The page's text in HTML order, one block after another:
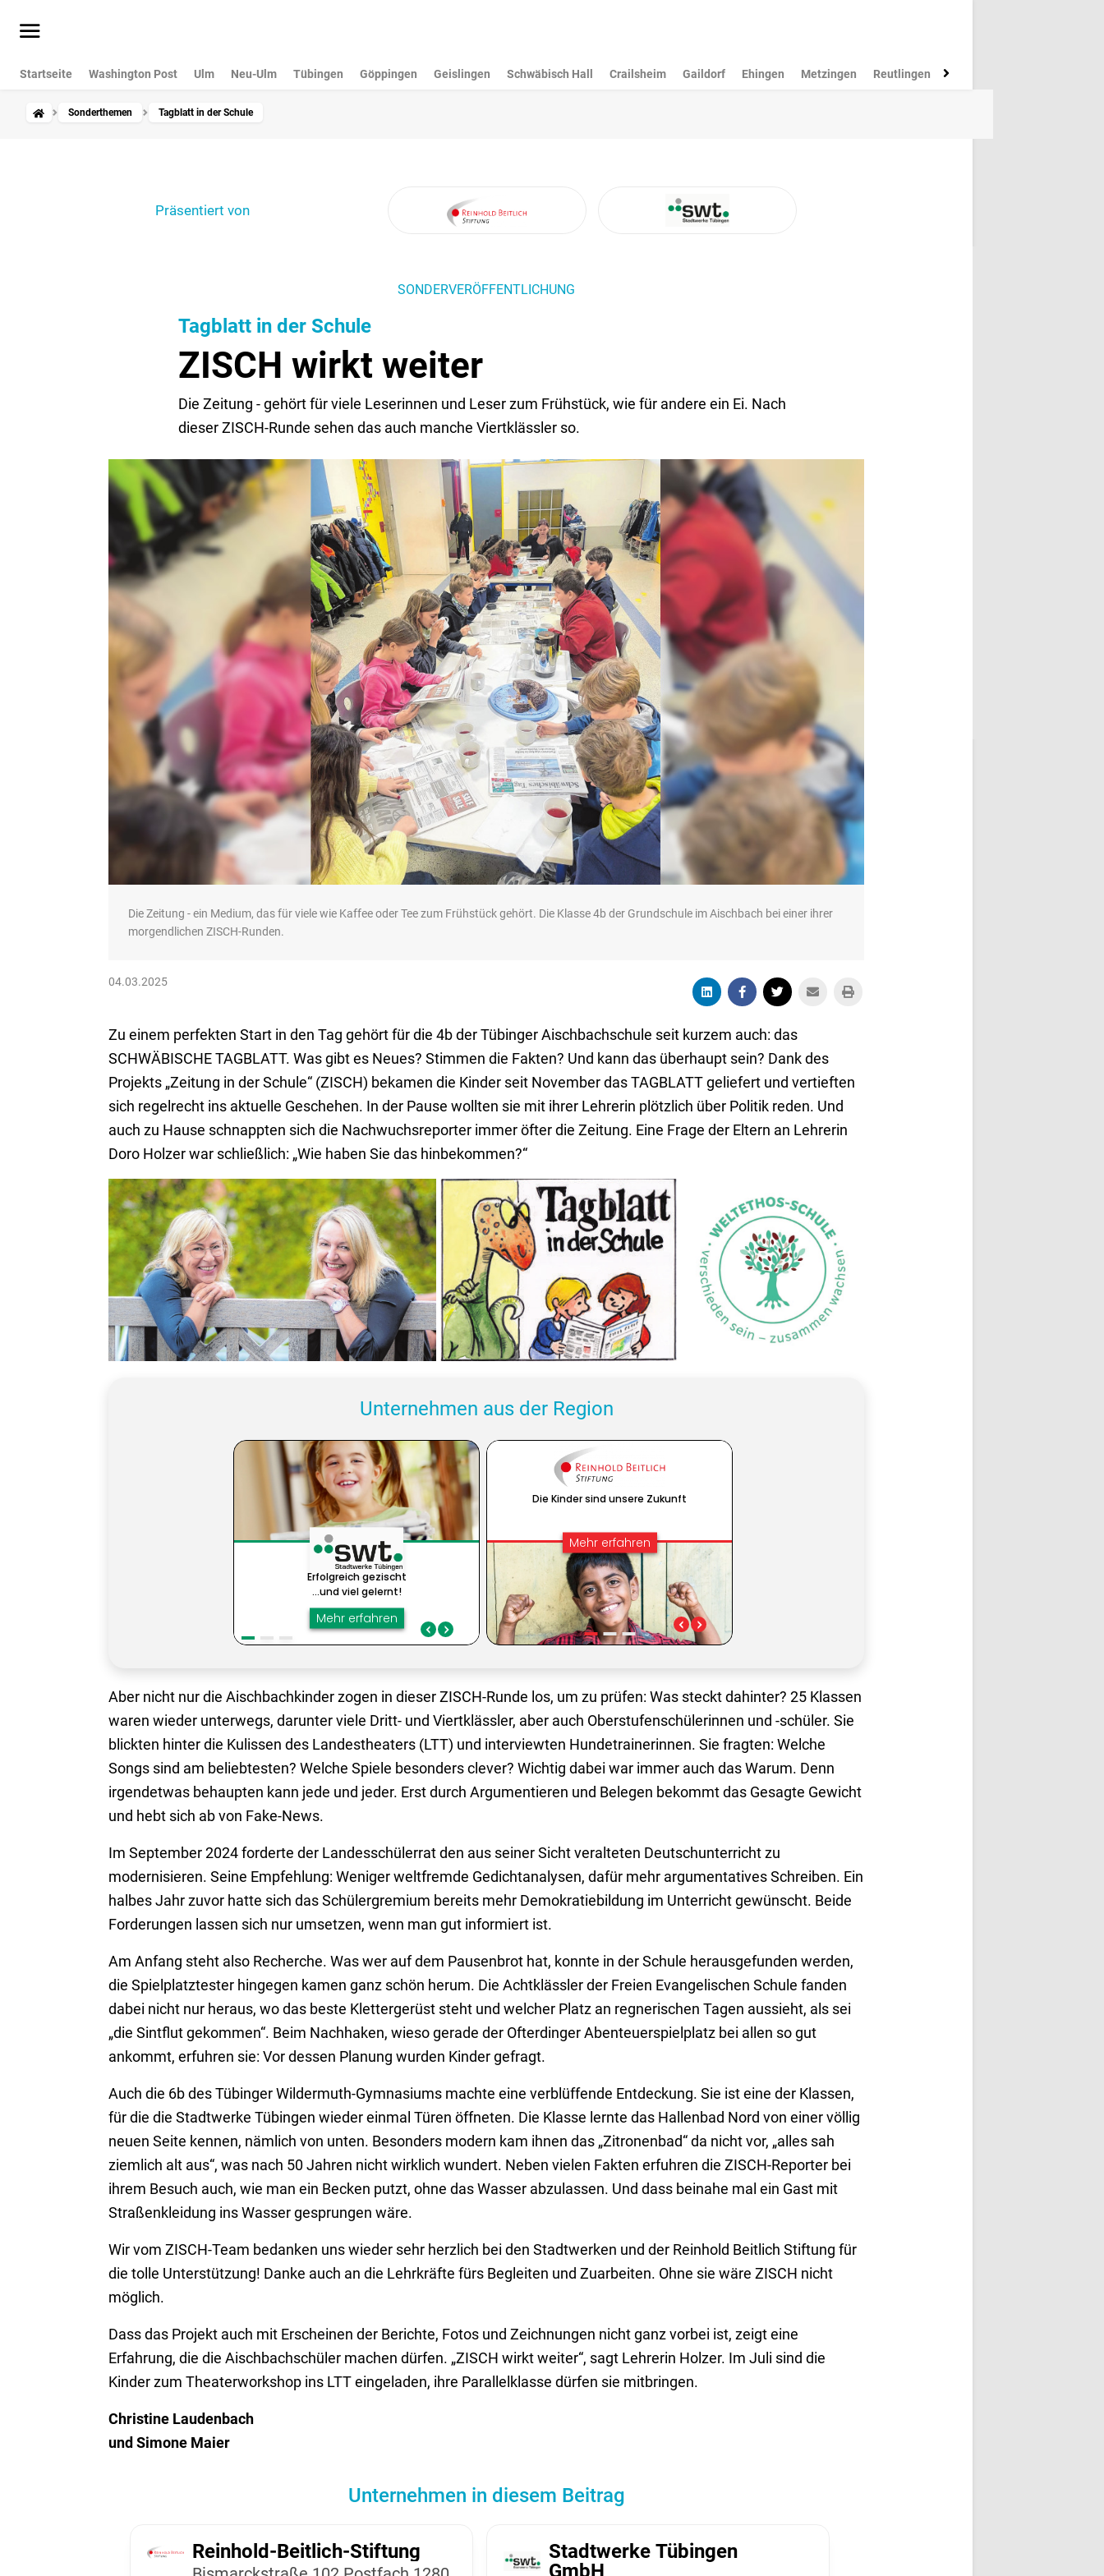
Startseite Washington Post Ulm Neu-Ulm Tübingen Göppingen Geislingen Schwäbisch Hall Crailsheim Gaildorf Ehingen Metzingen Reutlingen Münsingen
Sonderthemen Tagblatt in der Schule
Präsentiert von
SONDERVERÖFFENTLICHUNG
Tagblatt in der Schule
ZISCH wirkt weiter
Die Zeitung - gehört für viele Leserinnen und Leser zum Frühstück, wie für andere ein Ei. Nach
dieser ZISCH-Runde sehen das auch manche Viertklässler so.
Die Zeitung - ein Medium, das für viele wie Kaffee oder Tee zum Frühstück gehört. Die Klasse 4b der Grundschule im Aischbach bei einer ihrer
morgendlichen ZISCH-Runden.
04.03.2025
Zu einem perfekten Start in den Tag gehört für die 4b der Tübinger Aischbachschule seit kurzem auch: das
SCHWÄBISCHE TAGBLATT. Was gibt es Neues? Stimmen die Fakten? Und kann das überhaupt sein? Dank des
Projekts „Zeitung in der Schule“ (ZISCH) bekamen die Kinder seit November das TAGBLATT geliefert und vertieften
sich regelrecht ins aktuelle Geschehen. In der Pause wollten sie mit ihrer Lehrerin plötzlich über Politik reden. Und
auch zu Hause schnappten sich die Nachwuchsreporter immer öfter die Zeitung. Eine Frage der Eltern an Lehrerin
Doro Holzer war schließlich: „Wie haben Sie das hinbekommen?“
Das TAGBLATT-ZISCH-Team Christine Laudenbach und
Simone Maier. Foto: Ulrich Metz
Unternehmen aus der Region
Aber nicht nur die Aischbachkinder zogen in dieser ZISCH-Runde los, um zu prüfen: Was steckt dahinter? 25 Klassen
waren wieder unterwegs, darunter viele Dritt- und Viertklässler, aber auch Oberstufenschülerinnen und -schüler. Sie
blickten hinter die Kulissen des Landestheaters (LTT) und interviewten Hundetrainerinnen. Sie fragten: Welche
Songs sind am beliebtesten? Welche Spiele besonders clever? Wichtig dabei war immer auch das Warum. Denn
irgendetwas behaupten kann jede und jeder. Erst durch Argumentieren und Belegen bekommt das Gesagte Gewicht
und hebt sich ab von Fake-News.
Im September 2024 forderte der Landesschülerrat den aus seiner Sicht veralteten Deutschunterricht zu
modernisieren. Seine Empfehlung: Weniger weltfremde Gedichtanalysen, dafür mehr argumentatives Schreiben. Ein
halbes Jahr zuvor hatte sich das Schülergremium bereits mehr Demokratiebildung im Unterricht gewünscht. Beide
Forderungen lassen sich nur umsetzen, wenn man gut informiert ist.
Am Anfang steht also Recherche. Was wer auf dem Pausenbrot hat, konnte in der Schule herausgefunden werden,
die Spielplatztester hingegen kamen ganz schön herum. Die Achtklässler der Freien Evangelischen Schule fanden
dabei nicht nur heraus, wo das beste Klettergerüst steht und welcher Platz an regnerischen Tagen aussieht, als sei
„die Sintflut gekommen“. Beim Nachhaken, wieso gerade der Ofterdinger Abenteuerspielplatz bei allen so gut
ankommt, erfuhren sie: Vor dessen Planung wurden Kinder gefragt.
Auch die 6b des Tübinger Wildermuth-Gymnasiums machte eine verblüffende Entdeckung. Sie ist eine der Klassen,
für die die Stadtwerke Tübingen wieder einmal Türen öffneten. Die Klasse lernte das Hallenbad Nord von einer völlig
neuen Seite kennen, nämlich von unten. Besonders modern kam ihnen das „Zitronenbad“ da nicht vor, „alles sah
ziemlich alt aus“, was nach 50 Jahren nicht wirklich wundert. Neben vielen Fakten erfuhren die ZISCH-Reporter bei
ihrem Besuch auch, wie man ein Becken putzt, ohne das Wasser abzulassen. Und dass beinahe mal ein Gast mit
Straßenkleidung ins Wasser gesprungen wäre.
Wir vom ZISCH-Team bedanken uns wieder sehr herzlich bei den Stadtwerken und der Reinhold Beitlich Stiftung für
die tolle Unterstützung! Danke auch an die Lehrkräfte fürs Begleiten und Zuarbeiten. Ohne sie wäre ZISCH nicht
möglich.
Dass das Projekt auch mit Erscheinen der Berichte, Fotos und Zeichnungen nicht ganz vorbei ist, zeigt eine
Erfahrung, die die Aischbachschüler machen dürfen. „ZISCH wirkt weiter“, sagt Lehrerin Holzer. Im Juli sind die
Kinder zum Theaterworkshop ins LTT eingeladen, ihre Parallelklasse dürfen sie mitbringen.
Christine Laudenbach
und Simone Maier
Unternehmen in diesem Beitrag
Rein­hold-Beit­lich-Stif­tung
Stadt­werke Tübingen
GmbH